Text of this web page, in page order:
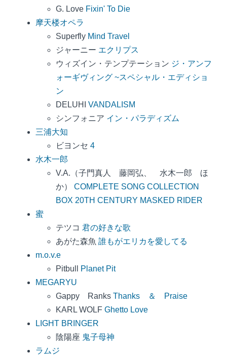
G. Love Fixin' To Die
摩天楼オペラ
Superfly Mind Travel
ジャーニー エクリプス
ウィズイン・テンプテーション ジ・アンフ
ォーギヴィング ~スペシャル・エディショ
ン
DELUHI VANDALISM
シンフォニア イン・パラディズム
三浦大知
ビヨンセ 4
水木一郎
V.A.（子門真人 藤岡弘、 水木一郎 ほ
か） COMPLETE SONG COLLECTION
BOX 20TH CENTURY MASKED RIDER
蜜
テツコ 君の好きな歌
あがた森魚 誰もがエリカを愛してる
m.o.v.e
Pitbull
Planet Pit
MEGARYU
Gappy Ranks Thanks ＆ Praise
KARL WOLF Ghetto Love
LIGHT BRINGER
陰陽座 鬼子母神
ラムジ